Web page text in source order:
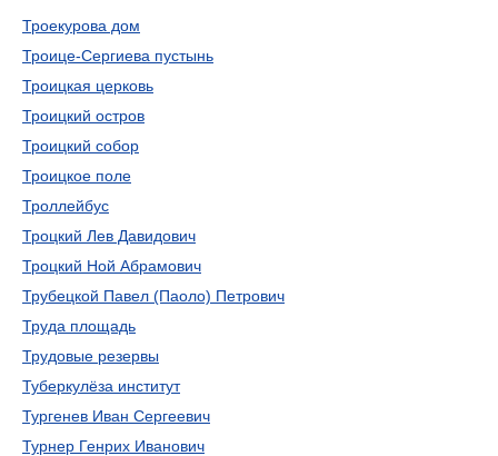
Троекурова дом
Троице-Сергиева пустынь
Троицкая церковь
Троицкий остров
Троицкий собор
Троицкое поле
Троллейбус
Троцкий Лев Давидович
Троцкий Ной Абрамович
Трубецкой Павел (Паоло) Петрович
Труда площадь
Трудовые резервы
Туберкулёза институт
Тургенев Иван Сергеевич
Турнер Генрих Иванович